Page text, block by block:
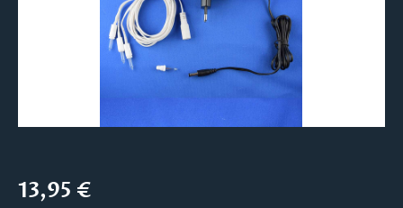
Regulärer Preis:
13,95 €